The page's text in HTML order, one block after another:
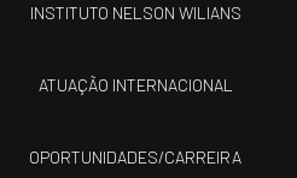
INSTITUTO NELSON WILIANS
ATUAÇÃO INTERNACIONAL
OPORTUNIDADES/CARREIRA